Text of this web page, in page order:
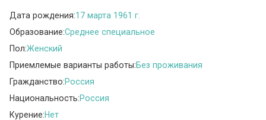
Дата рождения:17 марта 1961 г.
Образование:Среднее специальное
Пол:Женский
Приемлемые варианты работы:Без проживания
Гражданство:Россия
Национальность:Россия
Курение:Нет